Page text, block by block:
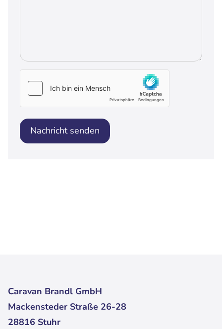
Nachricht senden
Caravan Brandl GmbH
Mackensteder Straße 26-28
28816 Stuhr